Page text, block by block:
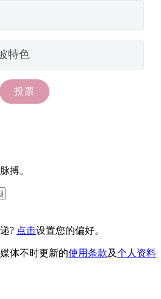
搏。
? 点击设置您的偏好。
体不时更新的使用条款及个人资料